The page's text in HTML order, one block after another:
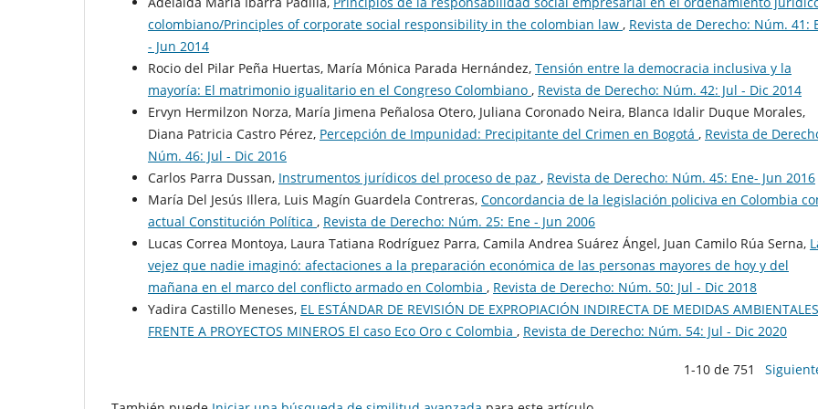
colombiano/Principles of corporate social responsibility in the colombian law , Revista de Derecho: Núm. 41:
- Jun 2014
Rocio del Pilar Peña Huertas, María Mónica Parada Hernández, Tensión entre la democracia inclusiva y la
mayoría: El matrimonio igualitario en el Congreso Colombiano , Revista de Derecho: Núm. 42: Jul - Dic 2014
Ervyn Hermilzon Norza, María Jimena Peñalosa Otero, Juliana Coronado Neira, Blanca Idalir Duque Morales,
Diana Patricia Castro Pérez, Percepción de Impunidad: Precipitante del Crimen en Bogotá , Revista de
Núm. 46: Jul - Dic 2016
Carlos Parra Dussan, Instrumentos jurídicos del proceso de paz , Revista de Derecho: Núm. 45: Ene- Jun 2016
María Del Jesús Illera, Luis Magín Guardela Contreras, Concordancia de la legislación policiva en Colombia
actual Constitución Política , Revista de Derecho: Núm. 25: Ene - Jun 2006
Lucas Correa Montoya, Laura Tatiana Rodríguez Parra, Camila Andrea Suárez Ángel, Juan Camilo Rúa Serna,
vejez que nadie imaginó: afectaciones a la preparación económica de las personas mayores de hoy y del
mañana en el marco del conflicto armado en Colombia , Revista de Derecho: Núm. 50: Jul - Dic 2018
Yadira Castillo Meneses, EL ESTÁNDAR DE REVISIÓN DE EXPROPIACIÓN INDIRECTA DE MEDIDAS AMBIENTALES
FRENTE A PROYECTOS MINEROS El caso Eco Oro c Colombia , Revista de Derecho: Núm. 54: Jul - Dic 2020
1-10 de 751